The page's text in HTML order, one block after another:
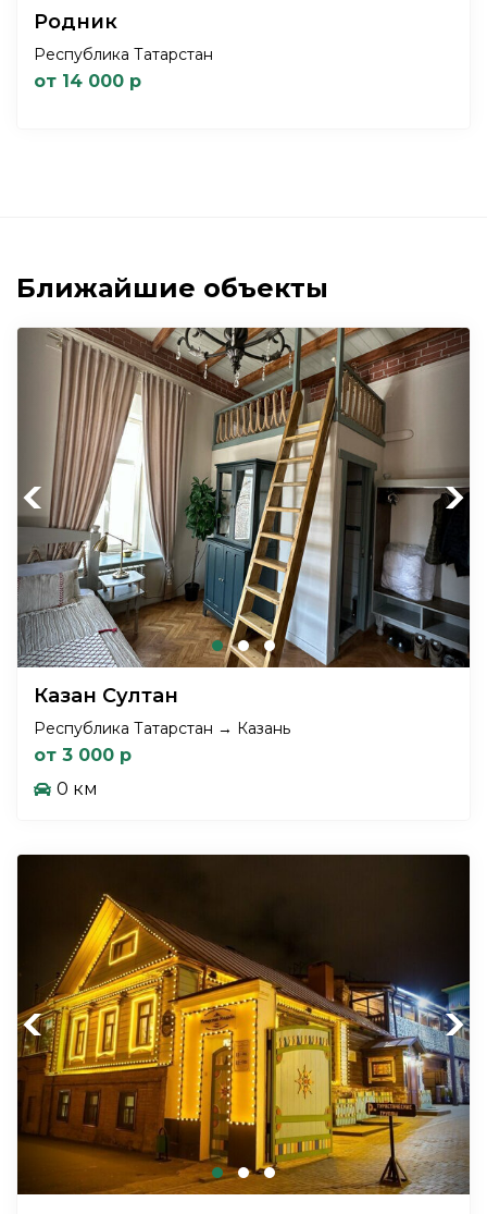
Родник
Республика Татарстан
от 14 000 р
Ближайшие объекты
Previous Next
Казан Султан
Республика Татарстан → Казань
от 3 000 р
0 км
Previous Next